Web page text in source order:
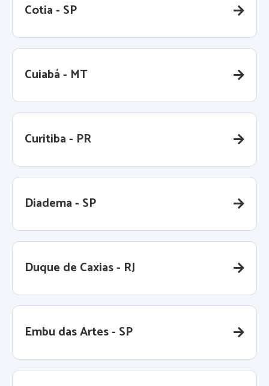
Cotia - SP
Cuiabá - MT
Curitiba - PR
Diadema - SP
Duque de Caxias - RJ
Embu das Artes - SP